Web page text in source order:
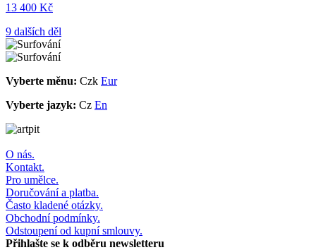
13 400 Kč
9 dalších děl
Vyberte měnu: Czk Eur
Vyberte jazyk: Cz En
O nás.
Kontakt.
Pro umělce.
Doručování a platba.
Často kladené otázky.
Obchodní podmínky.
Odstoupení od kupní smlouvy.
Přihlašte se k odběru newsletteru